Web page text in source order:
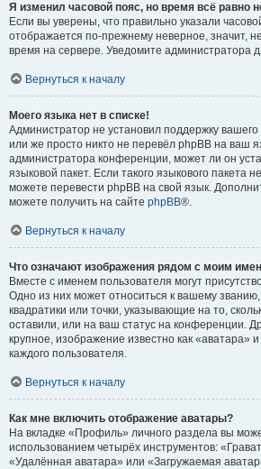
Я изменил часовой пояс, но время всё равно
Если вы уверены, что правильно указали
отображается по-прежнему неверное, значит,
время на сервере. Уведомите администратора
Вернуться к началу
Моего языка нет в списке!
Администратор не установил поддержку
или же просто никто не перевёл phpBB на ваш
администратора конференции, может ли он
языковой пакет. Если такого языкового пакета
можете перевести phpBB на свой язык.
можете получить на сайте phpBB®.
Вернуться к началу
Что означают изображения рядом с моим
Вместе с именем пользователя могут
Одно из них может относиться к вашему
квадратики или точки, указывающие на то,
оставили, или на ваш статус на конференции.
крупное, изображение известно как «аватара»
каждого пользователя.
Вернуться к началу
Как мне включить отображение аватары?
На вкладке «Профиль» личного раздела вы
использованием четырёх инструментов:
«Удалённая аватара» или «Загружаемая